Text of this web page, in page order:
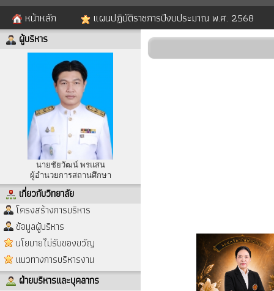
หน้าหลัก แผนปฏิบัติราชการปีงบประมาณ พ.ศ. 2568
ผู้บริหาร
นายชัยวัฒน์ พรแสน
ผู้อำนวยการสถานศึกษา
เกี่ยวกับวิทยาลัย
โครงสร้างการบริหาร
ข้อมูลผู้บริหาร
นโยบายไม่รับของขวัญ
แนวทางการบริหารงาน
ฝ่ายบริหารและบุคลากร